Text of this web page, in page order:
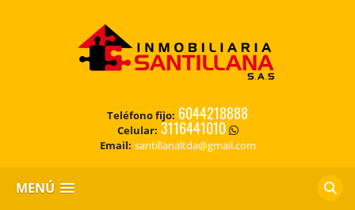
Teléfono fijo: 6044218888
Celular: 3116441010
Email: santillanaltda@gmail.com
MENÚ